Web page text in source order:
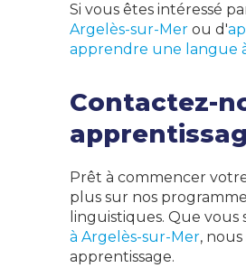
Si vous êtes intéressé
Argelès-sur-Mer ou d'
apprendre une langue
Contactez-
Prêt à commencer
plus sur nos
linguistiques. Que vous
à Argelès-sur-Mer,
apprentissage.